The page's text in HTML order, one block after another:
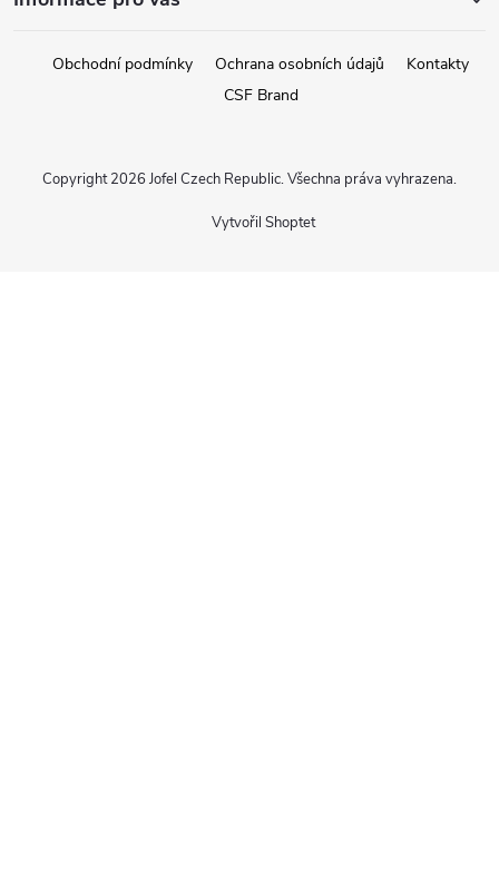
Obchodní podmínky Ochrana osobních údajů
Kontakty
CSF Brand
Vytvořil Shoptet
Copyright 2026 Jofel Czech Republic. Všechna práva vyhrazena.